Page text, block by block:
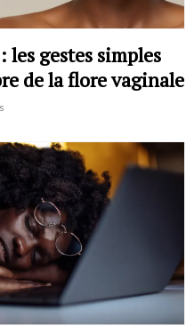
gestes simples
de la flore vaginale